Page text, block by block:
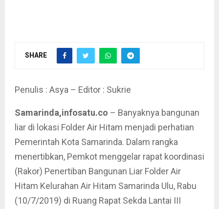
SHARE
Penulis : Asya – Editor : Sukrie
Samarinda,infosatu.co – Banyaknya bangunan
liar di lokasi Folder Air Hitam menjadi perhatian
Pemerintah Kota Samarinda. Dalam rangka
menertibkan, Pemkot menggelar rapat koordinasi
(Rakor) Penertiban Bangunan Liar Folder Air
Hitam Kelurahan Air Hitam Samarinda Ulu, Rabu
(10/7/2019) di Ruang Rapat Sekda Lantai III